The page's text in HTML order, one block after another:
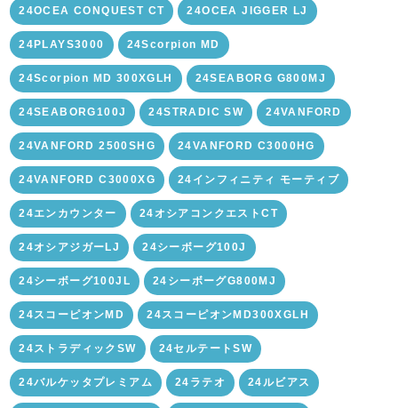
24OCEA CONQUEST CT 24OCEA JIGGER LJ
24PLAYS3000 24Scorpion MD
24Scorpion MD 300XGLH 24SEABORG G800MJ
24SEABORG100J 24STRADIC SW 24VANFORD
24VANFORD 2500SHG 24VANFORD C3000HG
24VANFORD C3000XG 24インフィニティ モーティブ
24エンカウンター 24オシアコンクエストCT
24オシアジガーLJ 24シーボーグ100J
24シーボーグ100JL 24シーボーグG800MJ
24スコーピオンMD 24スコーピオンMD300XGLH
24ストラディックSW 24セルテートSW
24バルケッタプレミアム 24ラテオ 24ルビアス